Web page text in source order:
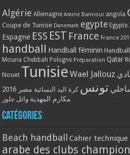
Algérie Allemagne Amine Bannour angola
Coupe de Tunisie Danemark egypte Egypte
Espagne ESS EST France France
handball Handball féminin
Mouna Chebbah Pologne Préparation Qatar
Nouet Tunisie Wael Jallouz
تونس كرة اليد النسائية مصر 2016
مكارم المهدية وائل جلوز
Catégories
Beach handball Cahier technique
arabe des clubs